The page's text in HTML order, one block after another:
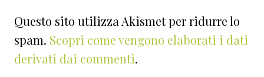
Questo sito utilizza Akismet per ridurre lo
spam. Scopri come vengono elaborati i dati
derivati dai commenti.